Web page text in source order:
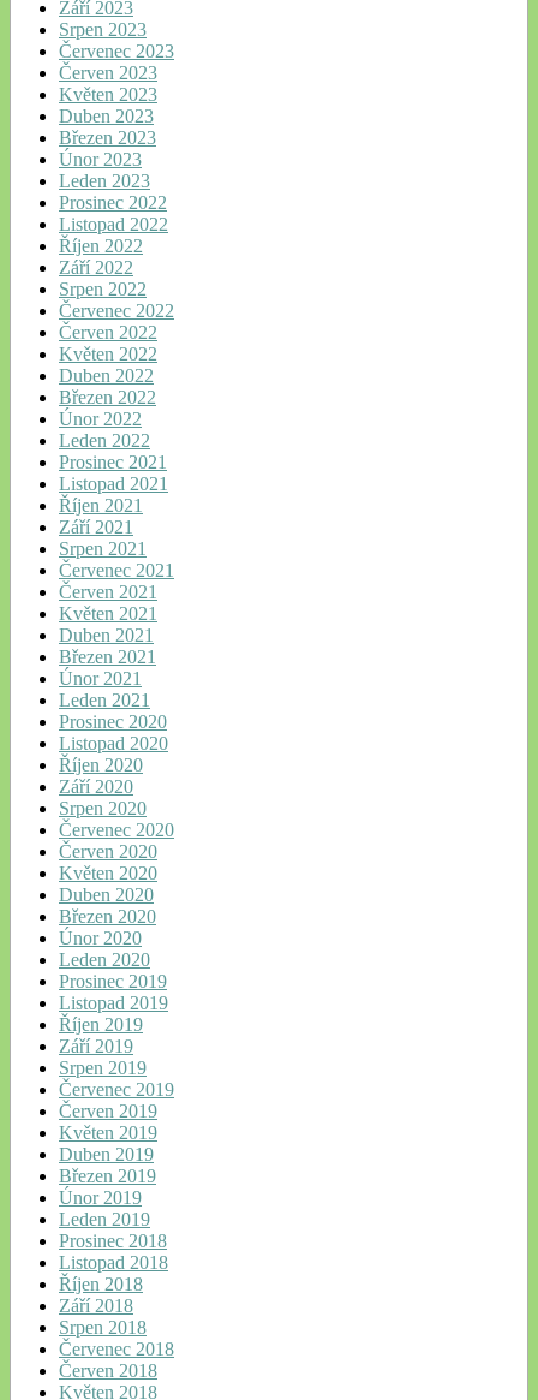
Září 2023
Srpen 2023
Červenec 2023
Červen 2023
Květen 2023
Duben 2023
Březen 2023
Únor 2023
Leden 2023
Prosinec 2022
Listopad 2022
Říjen 2022
Září 2022
Srpen 2022
Červenec 2022
Červen 2022
Květen 2022
Duben 2022
Březen 2022
Únor 2022
Leden 2022
Prosinec 2021
Listopad 2021
Říjen 2021
Září 2021
Srpen 2021
Červenec 2021
Červen 2021
Květen 2021
Duben 2021
Březen 2021
Únor 2021
Leden 2021
Prosinec 2020
Listopad 2020
Říjen 2020
Září 2020
Srpen 2020
Červenec 2020
Červen 2020
Květen 2020
Duben 2020
Březen 2020
Únor 2020
Leden 2020
Prosinec 2019
Listopad 2019
Říjen 2019
Září 2019
Srpen 2019
Červenec 2019
Červen 2019
Květen 2019
Duben 2019
Březen 2019
Únor 2019
Leden 2019
Prosinec 2018
Listopad 2018
Říjen 2018
Září 2018
Srpen 2018
Červenec 2018
Červen 2018
Květen 2018